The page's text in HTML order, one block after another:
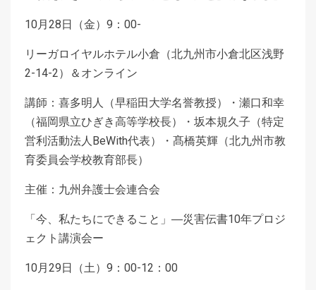
10月28日（金）9：00-
リーガロイヤルホテル小倉（北九州市小倉北区浅野
2-14-2）＆オンライン
講師：喜多明人（早稲田大学名誉教授）・瀬口和幸
（福岡県立ひぎき高等学校長）・坂本規久子（特定
営利活動法人BeWith代表）・髙橋英輝（北九州市教
育委員会学校教育部長）
主催：九州弁護士会連合会
「今、私たちにできること」―災害伝書10年プロジ
ェクト講演会ー
10月29日（土）9：00-12：00